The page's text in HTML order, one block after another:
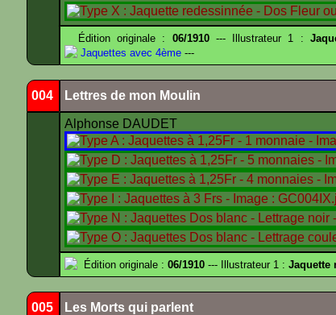
Édition originale : 06/1910--- Illustrateur 1 :
Jaquettes avec 4ème ---
004 Lettres de mon Moulin
Alphonse DAUDET
Édition originale : 06/1910 --- Illustrateur 1 : Jaquette
005 Les Morts qui parlent